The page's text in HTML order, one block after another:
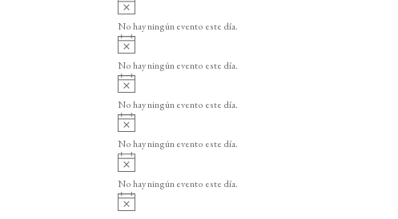
o
v
i
o
No hay ningún evento este día.
v
i
o
No hay ningún evento este día.
v
i
o
No hay ningún evento este día.
v
i
o
No hay ningún evento este día.
A
v
i
No hay ningún evento este día.
A
v